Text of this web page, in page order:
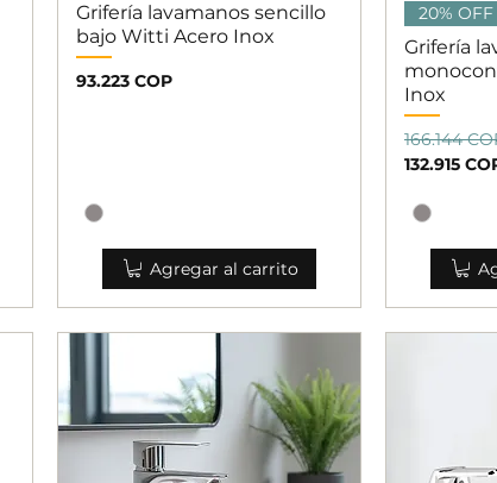
Vista rápida
Grifería lavamanos sencillo
bajo Witti Acero Inox
Precio
93.223 COP
Agregar al carrito
20% OFF
Grifería
Inox
Precio
166.144
Precio de
132.915